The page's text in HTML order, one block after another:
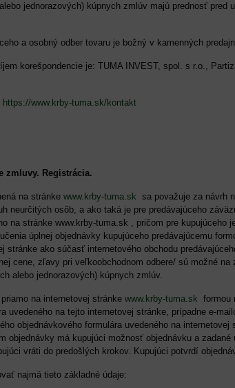
jednorazových) kúpnych zmlúv majú prednosť pred
a osobný odber tovaru je božný v kamenných
korešpondencie je: TUMA INVEST, spol. s r.o.,
https://www.krby-tuma.sk/kontakt
zmluvy. Registrácia.
na stránke www.krby-tuma.sk sa považuje za návrh
neurčitých osôb, a ako taká je pre predávajúceho
na stránke www.krby-tuma.sk , pričom pre kupujúceho
úplnej objednávky kupujúceho predávajúcemu
stránke ako súčasť internetového obchodu
cene, zľavy pri veľkoobchodnom odbere/ sú možné
alebo jednorazových) kúpnych zmlúv.
na internetovej stránke www.krby-tuma.sk formou
uvedeného na tejto internetovej stránke, prípadne e-
objednávkového formulára uvedeného na
objednávky má kupujúci možnosť objednávku a
vráti do predošlých krokov. Kupujúci potvrdí
najmä tieto základné údaje: